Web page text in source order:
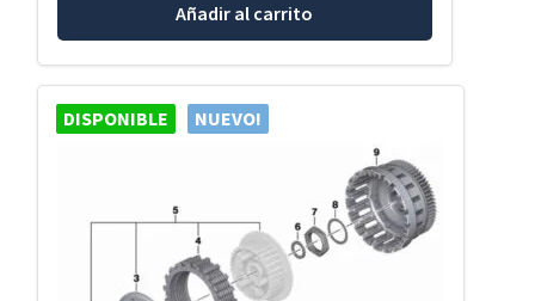
Añadir al carrito
DISPONIBLE NUEVO!